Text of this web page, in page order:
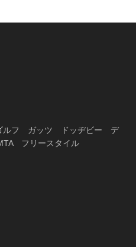
ルフ ガッツ ドッヂビー デ
フリースタイル